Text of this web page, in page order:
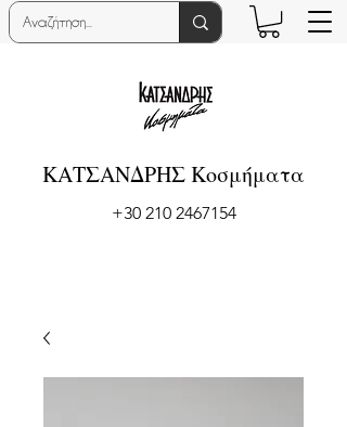
ΚΑΤΣΑΝΔΡΗΣ Κοσμήματα
+30 210 2467154